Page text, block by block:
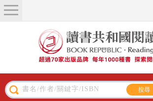
關於我們
近期新書